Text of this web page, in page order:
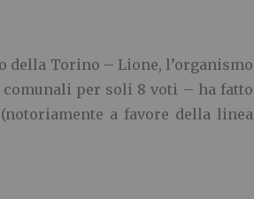
della Torino – Lione, l’organismo
per soli 8 voti – ha fatto
a favore della linea